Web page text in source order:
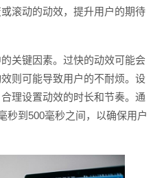
滚动的动效，提升用户的期待
关键因素。过快的动效可能会
则可能导致用户的不耐烦。设
理设置动效的时长和节奏。通
秒到500毫秒之间，以确保用户